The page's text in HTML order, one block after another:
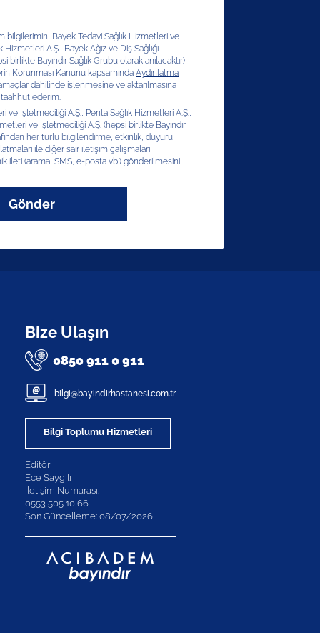
bilgilerimin, Bayek Tedavi Sağlık Hizmetleri ve
Hizmetleri A.Ş., Bayek Ağız ve Diş Sağlığı
Bayındır Sağlık Grubu olarak anılacaktır)
Korunması Kanunu kapsamında Aydınlatma
dahilinde işlenmesine ve aktarılmasına
ederim.
ve İşletmeciliği A.Ş., Penta Sağlık Hizmetleri A.Ş.,
ve İşletmeciliği A.Ş. (hepsi birlikte Bayındır
her türlü bilgilendirme, etkinlik, duyuru,
ile diğer sair iletişim çalışmaları
ileti (arama, SMS, e-posta vb.) gönderilmesini
Gönder
Bize Ulaşın
0850 911 0 911
bilgi@bayindirhastanesi.com.tr
Bilgi Toplumu Hizmetleri
Editör
Ece Saygılı
İletişim Numarası:
0553 505 10 66
Son Güncelleme: 08/07/2026